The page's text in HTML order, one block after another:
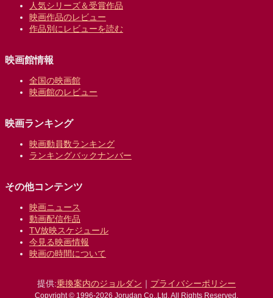
人気シリーズ＆受賞作品
映画作品のレビュー
作品別にレビューを読む
映画館情報
全国の映画館
映画館のレビュー
映画ランキング
映画動員数ランキング
ランキングバックナンバー
その他コンテンツ
映画ニュース
動画配信作品
TV放映スケジュール
今見る映画情報
映画の時間について
提供:乗換案内のジョルダン ｜ プライバシーポリシー
Copyright © 1996-2026 Jorudan Co.,Ltd. All Rights Reserved.